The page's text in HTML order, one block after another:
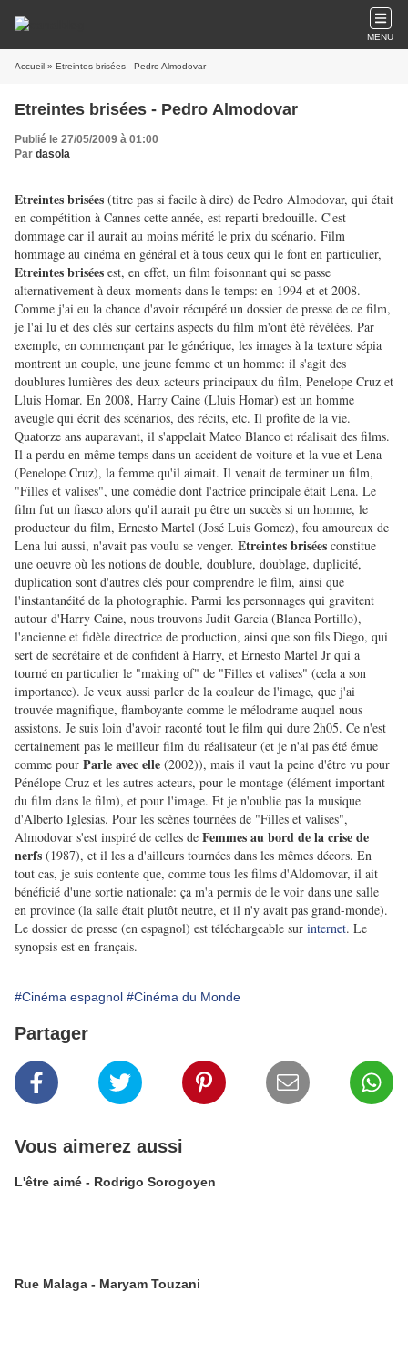
MENU
Accueil » Etreintes brisées - Pedro Almodovar
Etreintes brisées - Pedro Almodovar
Publié le 27/05/2009 à 01:00
Par dasola
Etreintes brisées (titre pas si facile à dire) de Pedro Almodovar, qui était
en compétition à Cannes cette année, est reparti bredouille. C'est
dommage car il aurait au moins mérité le prix du scénario. Film
hommage au cinéma en général et à tous ceux qui le font en particulier,
Etreintes brisées est, en effet, un film foisonnant qui se passe
alternativement à deux moments dans le temps: en 1994 et et 2008.
Comme j'ai eu la chance d'avoir récupéré un dossier de presse de ce film,
je l'ai lu et des clés sur certains aspects du film m'ont été révélées. Par
exemple, en commençant par le générique, les images à la texture sépia
montrent un couple, une jeune femme et un homme: il s'agit des
doublures lumières des deux acteurs principaux du film, Penelope Cruz et
Lluis Homar. En 2008, Harry Caine (Lluis Homar) est un homme
aveugle qui écrit des scénarios, des récits, etc. Il profite de la vie.
Quatorze ans auparavant, il s'appelait Mateo Blanco et réalisait des films.
Il a perdu en même temps dans un accident de voiture et la vue et Lena
(Penelope Cruz), la femme qu'il aimait. Il venait de terminer un film,
"Filles et valises", une comédie dont l'actrice principale était Lena. Le
film fut un fiasco alors qu'il aurait pu être un succès si un homme, le
producteur du film, Ernesto Martel (José Luis Gomez), fou amoureux de
Lena lui aussi, n'avait pas voulu se venger. Etreintes brisées constitue
une oeuvre où les notions de double, doublure, doublage, duplicité,
duplication sont d'autres clés pour comprendre le film, ainsi que
l'instantanéité de la photographie. Parmi les personnages qui gravitent
autour d'Harry Caine, nous trouvons Judit Garcia (Blanca Portillo),
l'ancienne et fidèle directrice de production, ainsi que son fils Diego, qui
sert de secrétaire et de confident à Harry, et Ernesto Martel Jr qui a
tourné en particulier le "making of" de "Filles et valises" (cela a son
importance). Je veux aussi parler de la couleur de l'image, que j'ai
trouvée magnifique, flamboyante comme le mélodrame auquel nous
assistons. Je suis loin d'avoir raconté tout le film qui dure 2h05. Ce n'est
certainement pas le meilleur film du réalisateur (et je n'ai pas été émue
comme pour Parle avec elle (2002)), mais il vaut la peine d'être vu pour
Pénélope Cruz et les autres acteurs, pour le montage (élément important
du film dans le film), et pour l'image. Et je n'oublie pas la musique
d'Alberto Iglesias. Pour les scènes tournées de "Filles et valises",
Almodovar s'est inspiré de celles de Femmes au bord de la crise de
nerfs (1987), et il les a d'ailleurs tournées dans les mêmes décors. En
tout cas, je suis contente que, comme tous les films d'Aldomovar, il ait
bénéficié d'une sortie nationale: ça m'a permis de le voir dans une salle
en province (la salle était plutôt neutre, et il n'y avait pas grand-monde).
Le dossier de presse (en espagnol) est téléchargeable sur internet. Le
synopsis est en français.
#Cinéma espagnol #Cinéma du Monde
Partager
Vous aimerez aussi
L'être aimé - Rodrigo Sorogoyen
Rue Malaga - Maryam Touzani